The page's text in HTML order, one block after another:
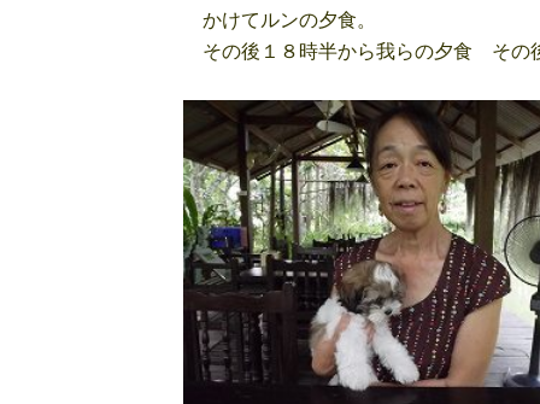
かけてルンの夕食。
その後１８時半から我らの夕食 その